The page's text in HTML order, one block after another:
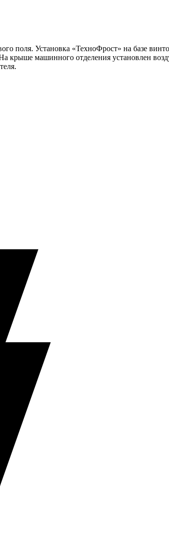
поля. Установка «ТехноФрост» на базе
крыше машинного отделения установлен